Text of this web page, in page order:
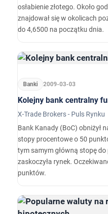
osłabienie złotego. Około
znajdował się w okolicach
do 4,6500 na początku dnia.
Banki 2009-03-03
Kolejny bank centralny
X-Trade Brokers - Puls Rynku
Bank Kanady (BoC) obniżył
stopy procentowe o 50
tym samym główną stopę
zaskoczyła rynek.
punktów.